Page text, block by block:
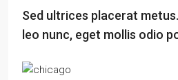
Sed ultrices placerat
leo nunc, eget mollis odio